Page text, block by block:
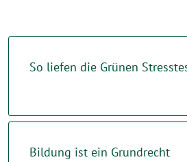
So liefen die Grünen
Bildung ist ein Grundrecht